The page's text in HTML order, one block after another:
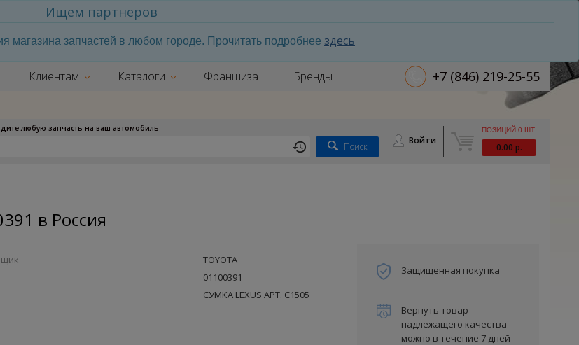
Ищем партнеров
магазина запчастей в любом городе. Прочитать подробнее здесь
Клиентам Каталоги Франшиза Бренды +7 (846) 219-25-55
любую запчасть на ваш автомобиль
Поиск
Войти
ПОЗИЦИЙ 0 ШТ.
0.00 р.
в Россия
TOYOTA
01100391
СУМКА LEXUS АРТ. С1505
Защищенная покупка
Вернуть товар
надлежащего качества
можно в течение 7 дней